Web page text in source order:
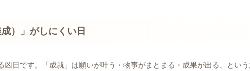
）」がしにくい日
凶日です。「成就」は願いが叶う・物事がまとまる・成果が出る、とい